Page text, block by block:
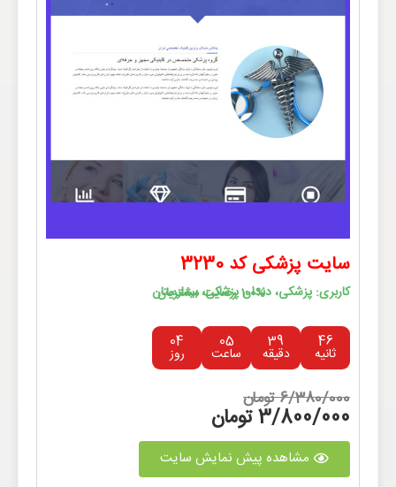
سایت پزشکی کد 3230
100% رضایت مشتریان
کاربری: پزشکی، دندان پزشکی، بیمارستان
04
روز
05
ساعت
39
دقیقه
46
ثانیه
6/380/000 تومان
3/800/000 تومان
مشاهده پیش نمایش سایت